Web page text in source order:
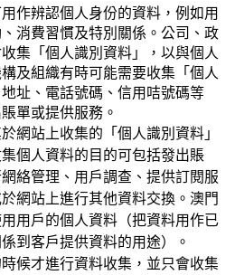
作辨認個人身份的資料，例如用
消費習慣及特別關係。公司、政
集「個人識別資料」，以與個人
及組織有時可能需要收集「個人
址、電話號碼、信用咭號碼等
單或提供服務。
網站上收集的「個人識別資料」
個人資料的目的可包括發出賬
絡管理、用戶調查、提供訂閱服
網站上進行其他資料交換。澳門
用戶的個人資料（把資料用作已
到客戶提供資料的用途）。
候才進行資料收集，並只會收集